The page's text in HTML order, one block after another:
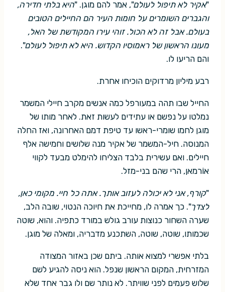
"אקיר לא תיפול לעולם", אמר להם מוגן. "היא בלתי חדירה,
והגברים השומרים על חומות העיר הם החיילים הטובים
בעולם. אבל זה לא הכול. זוהי עירו המקודשת של האל,
מעונו הראשון של ראמוסיו הקדוש. היא לא תיפול לעולם".
והם הריעו לו.
רבע מיליון מרדוקים הוכיחו אחרת.
החייל שבו תהה במעורפל כמה אנשים מקרב חיילי המשמר
נמלטו על נפשם או עתידים לעשות זאת. לאחר מותו של
מוגן לחמו שומרי-ראשו עד טיפת דמם האחרונה, ואז החלה
המנוסה. חיל-המשמר של אקיר מנה שלושים וחמישה אלף
חיילים. ואם עשירית בלבד הצליחו להימלט מבעד לקווי
אוֹרמאן, הרי שהם בני-מזל.
"קורף, אני לא יכולה לעזוב אותך. אתה כל חיי. מקומי כאן,
לצדך". כך אמרה לו, מחייכת את חיוכה הנטוי, שובה הלב,
שערה השחור כנוצות עורב גולש במורד כתפיה. והוא, שוטה
שכמותו, שוטה, שוטה, השתכנע מדבריה, ומאלה של מוגן.
בלתי אפשרי למצוא אותה. ביתם שכן באזור המצודה
המזרחית, המקום הראשון שנפל. הוא ניסה להגיע לשם
שלוש פעמים לפני שוויתר. לא נותר שם ולו גבר אחד שלא